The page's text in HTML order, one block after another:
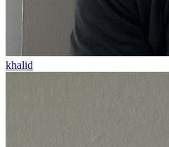
khalid